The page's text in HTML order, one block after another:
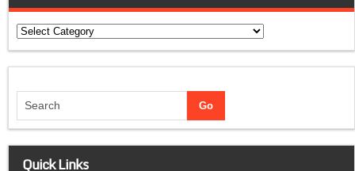
Categories
Quick Links